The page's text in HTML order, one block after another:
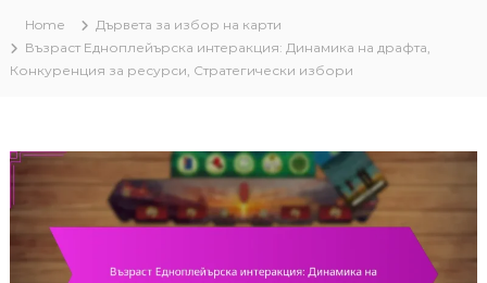
Home
Дървета за избор на карти
Възраст Едноплейърска интеракция: Динамика на драфта,
Конкуренция за ресурси, Стратегически избори